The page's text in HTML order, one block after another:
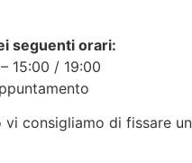
seguenti orari:
15:00 / 19:00
consigliamo di fissare un